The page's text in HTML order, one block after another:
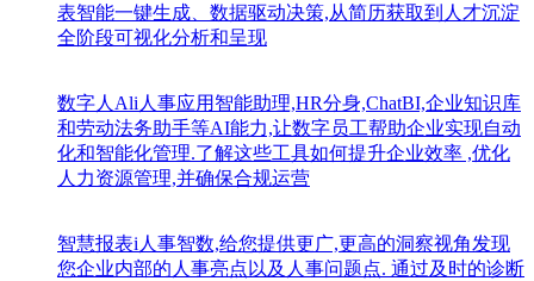
表智能一键生成、数据驱动决策,从简历获取到人才沉淀
全阶段可视化分析和呈现
数字人Ali人事应用智能助理,HR分身,ChatBI,企业知识库
和劳动法务助手等AI能力,让数字员工帮助企业实现自动
化和智能化管理.了解这些工具如何提升企业效率 ,优化
人力资源管理,并确保合规运营
智慧报表i人事智数,给您提供更广,更高的洞察视角发现
您企业内部的人事亮点以及人事问题点. 通过及时的诊断